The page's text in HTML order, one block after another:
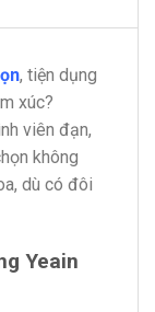
, tiện dụng
xúc?
viên đạn,
không
dù có đôi
Yeain